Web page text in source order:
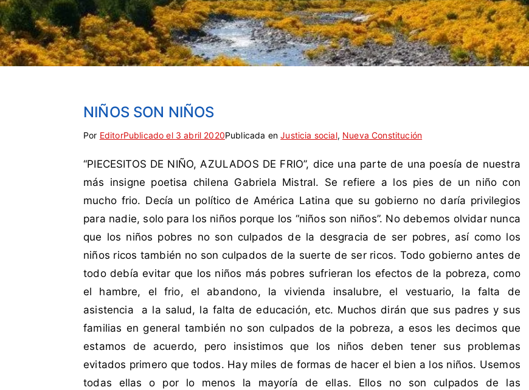
NIÑOS SON NIÑOS
Por EditorPublicado el 3 abril 2020Publicada enJusticia social, Nueva Constitución
E
i
q
u
t
a
d
a
c
o
G
a
b
S
n
c
o
e
n
t
a
r
s
“PIECESITOS DE NIÑO, AZULADOS DE FRIO”, dice una parte de una poesía de nuestra
más insigne poetisa chilena Gabriela Mistral. Se refiere a los pies de un niño con
mucho frio. Decía un político de América Latina que su gobierno no daría privilegios
para nadie, solo para los niños porque los “niños son niños”. No debemos olvidar nunca
que los niños pobres no son culpados de la desgracia de ser pobres, así como los
niños ricos también no son culpados de la suerte de ser ricos. Todo gobierno antes de
todo debía evitar que los niños más pobres sufrieran los efectos de la pobreza, como
el hambre, el frio, el abandono, la vivienda insalubre, el vestuario, la falta de
asistencia a la salud, la falta de educación, etc. Muchos dirán que sus padres y sus
familias en general también no son culpados de la pobreza, a esos les decimos que
estamos de acuerdo, pero insistimos que los niños deben tener sus problemas
evitados primero que todos. Hay miles de formas de hacer el bien a los niños. Usemos
todas ellas o por lo menos la mayoría de ellas. Ellos no son culpados de las